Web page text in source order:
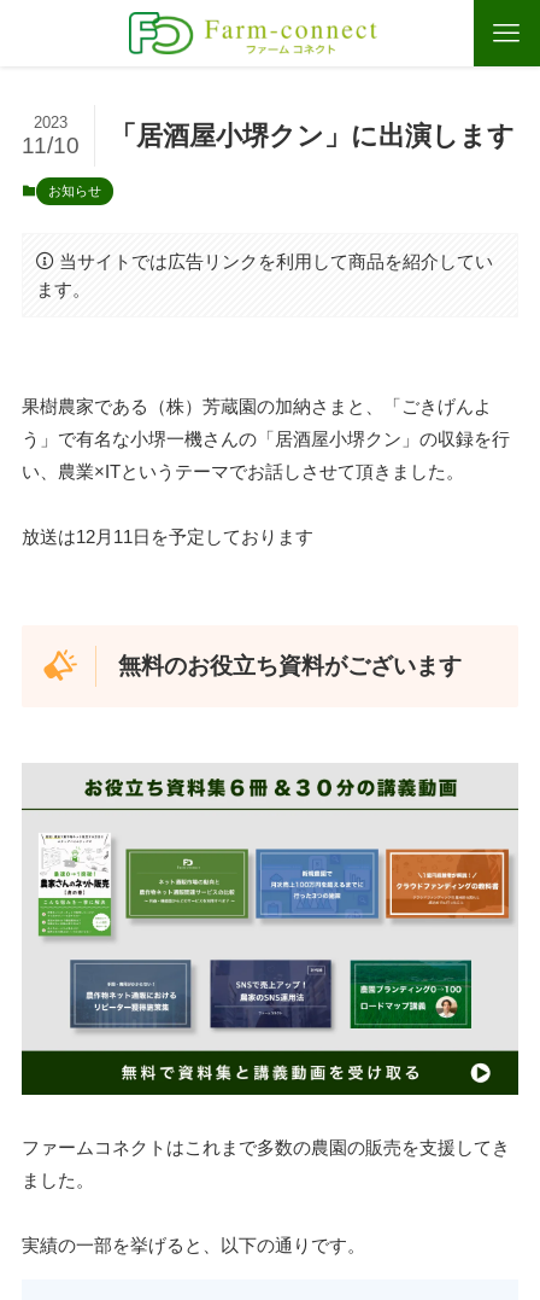
「居酒屋小堺クン」に出演します
2023
11/10
お知らせ
当サイトでは広告リンクを利用して商品を紹介してい
ます。
果樹農家である（株）芳蔵園の加納さまと、「ごきげんよ
う」で有名な小堺一機さんの「居酒屋小堺クン」の収録を行
い、農業×ITというテーマでお話しさせて頂きました。
放送は12月11日を予定しております
無料のお役立ち資料がございます
ファームコネクトはこれまで多数の農園の販売を支援してき
ました。
実績の一部を挙げると、以下の通りです。